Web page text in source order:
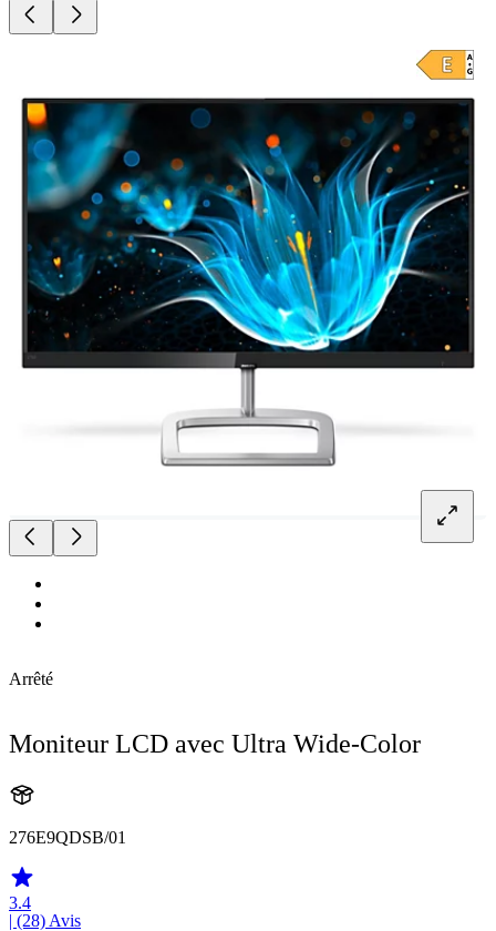
Arrêté
Moniteur LCD avec Ultra Wide-Color
276E9QDSB/01
3.4
| (28) Avis